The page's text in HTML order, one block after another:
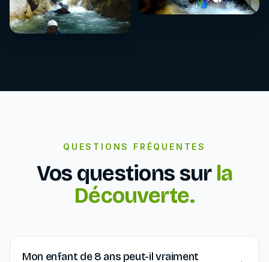
QUESTIONS FRÉQUENTES
Vos questions sur la
Découverte.
Mon enfant de 8 ans peut-il vraiment